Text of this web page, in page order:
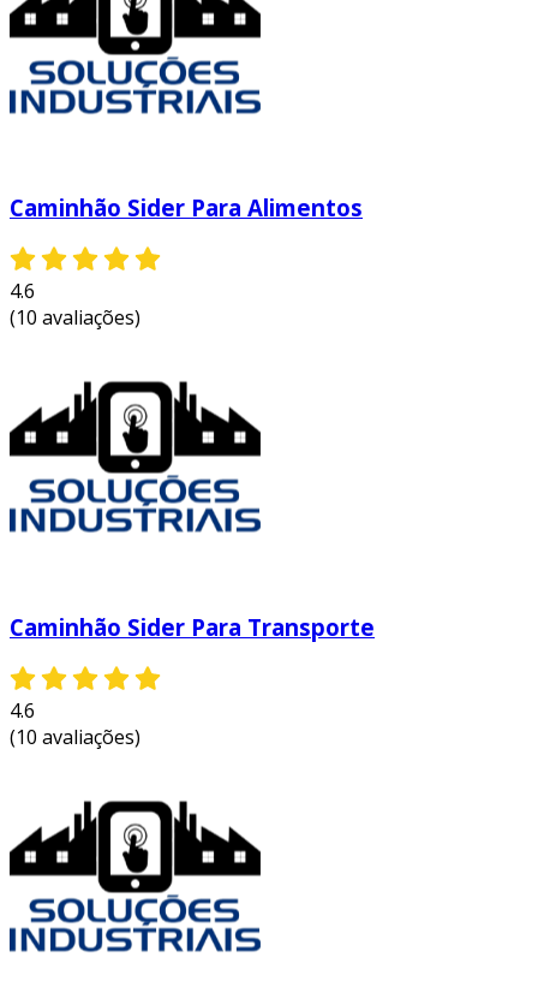
Caminhão Sider Para Alimentos
4.6
(10 avaliações)
Caminhão Sider Para Transporte
4.6
(10 avaliações)